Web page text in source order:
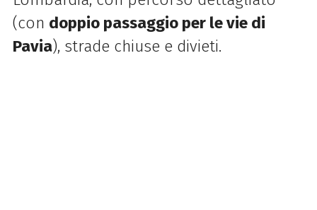
(con doppio passaggio per le vie di
Pavia), strade chiuse e divieti.